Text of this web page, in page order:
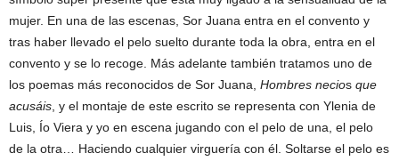
mujer. En una de las escenas, Sor Juana entra en el convento y
tras haber llevado el pelo suelto durante toda la obra, entra en el
convento y se lo recoge. Más adelante también tratamos uno de
los poemas más reconocidos de Sor Juana, Hombres necios que
acusáis , y el montaje de este escrito se representa con Ylenia de
Luis, Ío Viera y yo en escena jugando con el pelo de una, el pelo
de la otra… Haciendo cualquier virguería con él. Soltarse el pelo es